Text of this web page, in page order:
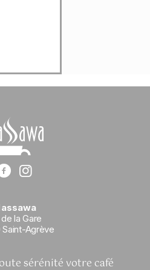
la Gare
Saint-Agrève
sérénité votre café